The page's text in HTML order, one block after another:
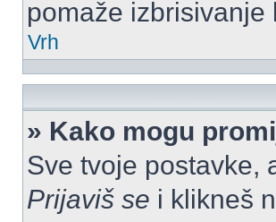
pomaže izbrisivanje
Vrh
» Kako mogu
Sve tvoje postavke,
Prijaviš se i klikneš